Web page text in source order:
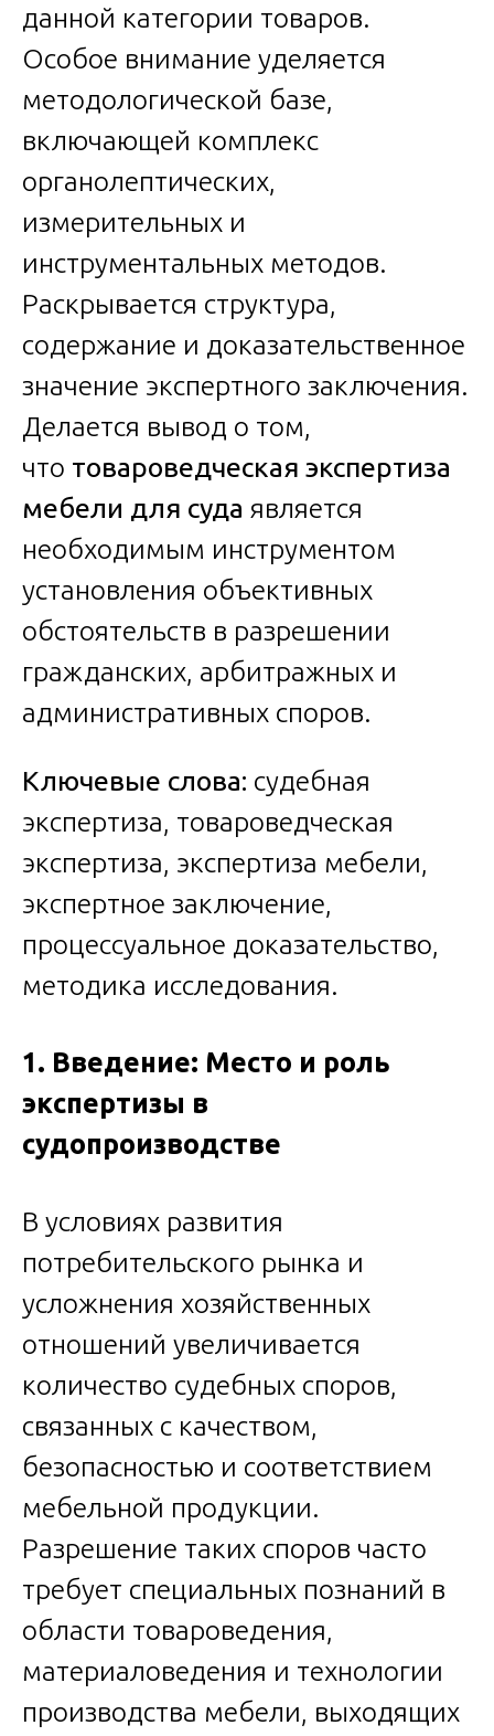
данной категории товаров.
Особое внимание уделяется
методологической базе,
включающей комплекс
органолептических,
измерительных и
инструментальных методов.
Раскрывается структура,
содержание и доказательственное
значение экспертного заключения.
Делается вывод о том,
что товароведческая экспертиза
мебели для суда является
необходимым инструментом
установления объективных
обстоятельств в разрешении
гражданских, арбитражных и
административных споров.
Ключевые слова: судебная
экспертиза, товароведческая
экспертиза, экспертиза мебели,
экспертное заключение,
процессуальное доказательство,
методика исследования.
1. Введение: Место и роль
экспертизы в
судопроизводстве
В условиях развития
потребительского рынка и
усложнения хозяйственных
отношений увеличивается
количество судебных споров,
связанных с качеством,
безопасностью и соответствием
мебельной продукции.
Разрешение таких споров часто
требует специальных познаний в
области товароведения,
материаловедения и технологии
производства мебели, выходящих